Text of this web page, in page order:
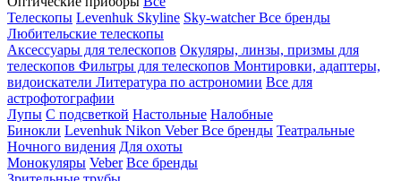
Телескопы Levenhuk Skyline Sky-watcherВсе бренды
Любительские телескопы
Аксессуары для телескопов Окуляры, линзы, призмы для
телескопов Фильтры для телескопов Монтировки, адаптеры,
видоискатели Литература по астрономии Все для
астрофотографии
Лупы С подсветкой Настольные Налобные
Бинокли Levenhuk Nikon VeberВсе бренды Театральные
Ночного видения Для охоты
Монокуляры Veber Все бренды